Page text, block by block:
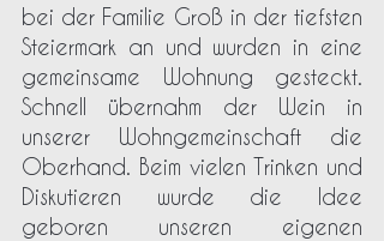
bei der Familie Groß in der tiefsten
Steiermark an und wurden in eine
gemeinsame Wohnung gesteckt.
Schnell übernahm der Wein in
unserer Wohngemeinschaft die
Oberhand. Beim vielen Trinken und
Diskutieren wurde die Idee
geboren unseren eigenen